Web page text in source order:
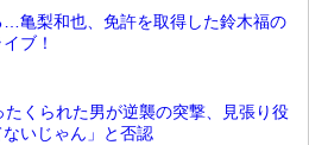
…亀梨和也、免許を取得した鈴木福の
ブ！
たくられた男が逆襲の突撃、見張り役
ないじゃん」と否認